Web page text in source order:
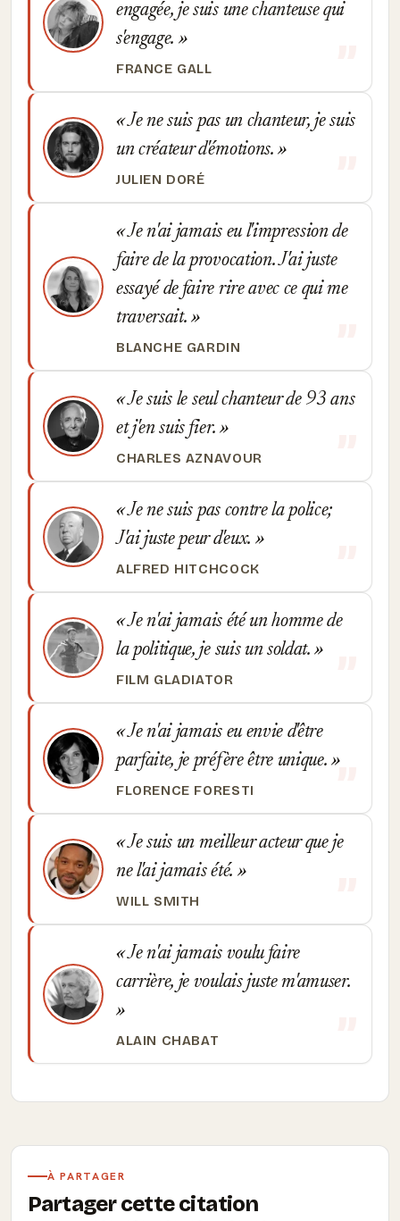
engagée, je suis une chanteuse qui
s'engage.
FRANCE GALL
Je ne suis pas un chanteur, je suis
un créateur d'émotions.
JULIEN DORÉ
Je n'ai jamais eu l'impression de
faire de la provocation. J'ai juste
essayé de faire rire avec ce qui me
traversait.
BLANCHE GARDIN
Je suis le seul chanteur de 93 ans
et j'en suis fier.
CHARLES AZNAVOUR
Je ne suis pas contre la police;
J'ai juste peur d'eux.
ALFRED HITCHCOCK
Je n'ai jamais été un homme de
la politique, je suis un soldat.
FILM GLADIATOR
Je n'ai jamais eu envie d'être
parfaite, je préfère être unique.
FLORENCE FORESTI
Je suis un meilleur acteur que je
ne l'ai jamais été.
WILL SMITH
Je n'ai jamais voulu faire
carrière, je voulais juste m'amuser.
ALAIN CHABAT
À PARTAGER
Partager cette citation